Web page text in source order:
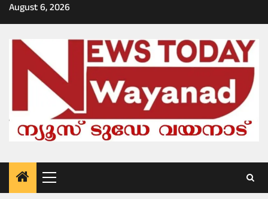
Skip
to
August 6, 2026
Primary
Menu